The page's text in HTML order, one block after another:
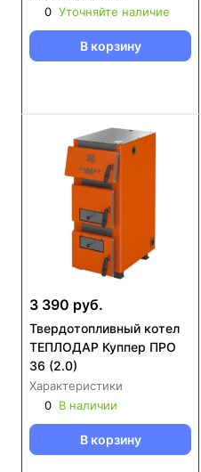
0 Уточняйте наличие
В корзину
3 390 руб.
Твердотопливный котел
ТЕПЛОДАР Куппер ПРО
36 (2.0)
Характеристики
0 В наличии
В корзину